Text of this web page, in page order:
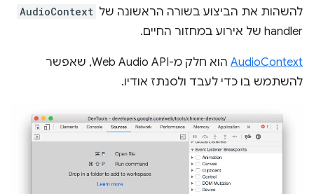
להשהות את הביצוע בשורה הראשונה של AudioContext
handler של אירוע במחזור החיים.
AudioContext
הוא חלק מ-Web Audio API, שאפשר
להשתמש בו כדי לעבד ולסנתז אודיו.